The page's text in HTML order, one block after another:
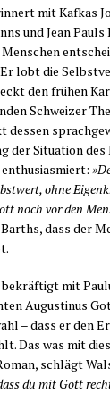
mit Kaf­kas
und Jean
lobt die
den frü­hen
Schwei­zer
des­sen
der Situa­ti­on
ohne
noch vor den
dass der
mit
Augus­ti­nus
– dass er den
Das was mit
schlägt
du mit Gott